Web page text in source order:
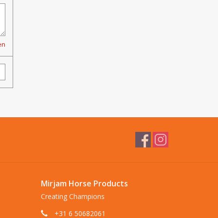
Mirjam Horse Products
Creating Champions
+31 6 50682061